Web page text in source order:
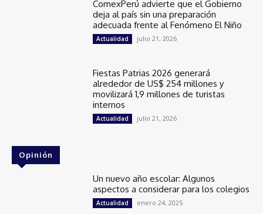
ComexPerú advierte que el Gobierno
deja al país sin una preparación
adecuada frente al Fenómeno El Niño
Actualidad julio 21, 2026
Fiestas Patrias 2026 generará
alrededor de US$ 254 millones y
movilizará 1,9 millones de turistas
internos
Actualidad julio 21, 2026
Opinión
Un nuevo año escolar: Algunos
aspectos a considerar para los colegios
Actualidad enero 24, 2025